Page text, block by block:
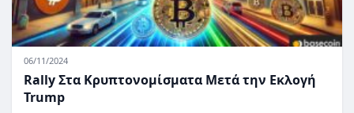
06/11/2024
Rally Στα Κρυπτονομίσματα Μετά την Εκλογή
Trump